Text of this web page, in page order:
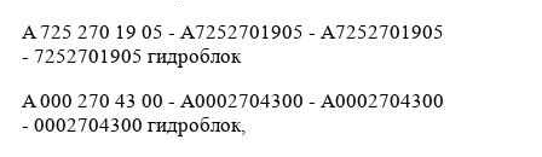
A 725 270 19 05 - А7252701905 - A7252701905
- 7252701905 гидроблок
A 000 270 43 00 - А0002704300 - A0002704300
- 0002704300 гидроблок,